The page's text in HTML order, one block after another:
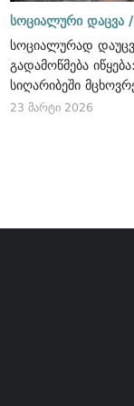
სოციალური დაცვა /
სოციალურად
გადამოწმება
სიღარიბეში
23 მარტი 2026